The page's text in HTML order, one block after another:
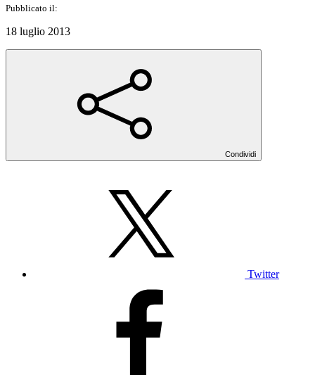
Pubblicato il:
18 luglio 2013
Condividi
Twitter